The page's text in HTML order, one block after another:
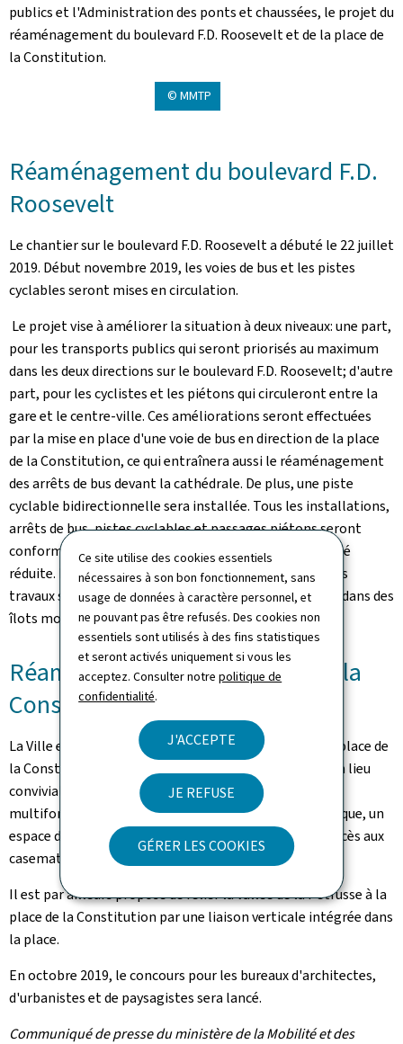
Ce site utilise des cookies essentiels
nécessaires à son bon fonctionnement, sans
usage de données à caractère personnel, et
ne pouvant pas être refusés. Des cookies non
essentiels sont utilisés à des fins statistiques
et seront activés uniquement si vous les
acceptez. Consulter notrepolitique de
confidentialité.
J'ACCEPTE
JE REFUSE
GÉRER LES COOKIES
publics et l'Administration des ponts et chaussées, le projet du
réaménagement du boulevard F.D. Roosevelt et de la place de
la Constitution.
© MMTP
Réaménagement du boulevard F.D.
Roosevelt
Le chantier sur le boulevard F.D. Roosevelt a débuté le 22 juillet
2019. Début novembre 2019, les voies de bus et les pistes
cyclables seront mises en circulation.
Le projet vise à améliorer la situation à deux niveaux: une part,
pour les transports publics qui seront priorisés au maximum
dans les deux directions sur le boulevard F.D. Roosevelt; d'autre
part, pour les cyclistes et les piétons qui circuleront entre la
gare et le centre-ville. Ces améliorations seront effectuées
par la mise en place d'une voie de bus en direction de la place
de la Constitution, ce qui entraînera aussi le réaménagement
des arrêts de bus devant la cathédrale. De plus, une piste
cyclable bidirectionnelle sera installée. Tous les installations,
arrêts de bus, pistes cyclables et passages piétons seront
conformes aux prescriptions pour personnes à mobilité
réduite. Les arbres qui devront être enlevés au cours des
travaux seront replantés selon un concept paysagiste dans des
îlots modifiés.
Réaménagement de la place de la
Constitution
La Ville et l'État envisagent un réaménagement de la place de
la Constitution ainsi que de ses alentours pour créer un lieu
convivial sans voitures et pour permettre un usage
multifonctionnel du site. Un pavillon d'accueil touristique, un
espace de vente, une petite restauration ainsi qu'un accès aux
casemates sont prévus.
Il est par ailleurs proposé de relier la vallée de la Pétrusse à la
place de la Constitution par une liaison verticale intégrée dans
la place.
En octobre 2019, le concours pour les bureaux d'architectes,
d'urbanistes et de paysagistes sera lancé.
Communiqué de presse du ministère de la Mobilité et des